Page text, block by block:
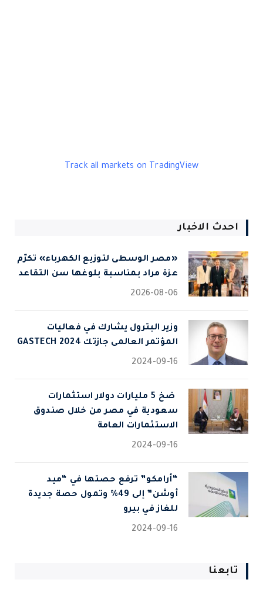
Track all markets on TradingView
احدث الاخبار
«مصر الوسطى لتوزيع الكهرباء» تكرّم
عزة مراد بمناسبة بلوغها سن التقاعد
2026-08-06
وزير البترول يشارك في فعاليات
المؤتمر العالمى جازتك 2024 GASTECH
2024-09-16
⁠ ضخ 5 مليارات دولار استثمارات
سعودية في مصر من خلال صندوق
الاستثمارات العامة
2024-09-16
“أرامكو” ترفع حصتها في “ميد
أوشن” إلى 49% وتمول حصة جديدة
للغاز في بيرو
2024-09-16
تابعنا